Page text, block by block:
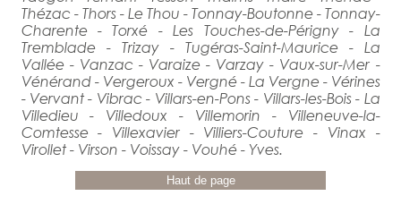
Thézac - Thors - Le Thou - Tonnay-Boutonne - Tonnay-
Charente - Torxé - Les Touches-de-Périgny - La
Tremblade - Trizay - Tugéras-Saint-Maurice - La
Vallée - Vanzac - Varaize - Varzay - Vaux-sur-Mer -
Vénérand - Vergeroux - Vergné - La Vergne - Vérines
- Vervant - Vibrac - Villars-en-Pons - Villars-les-Bois - La
Villedieu - Villedoux - Villemorin - Villeneuve-la-
Comtesse - Villexavier - Villiers-Couture - Vinax -
Virollet - Virson - Voissay - Vouhé - Yves.
Haut de page